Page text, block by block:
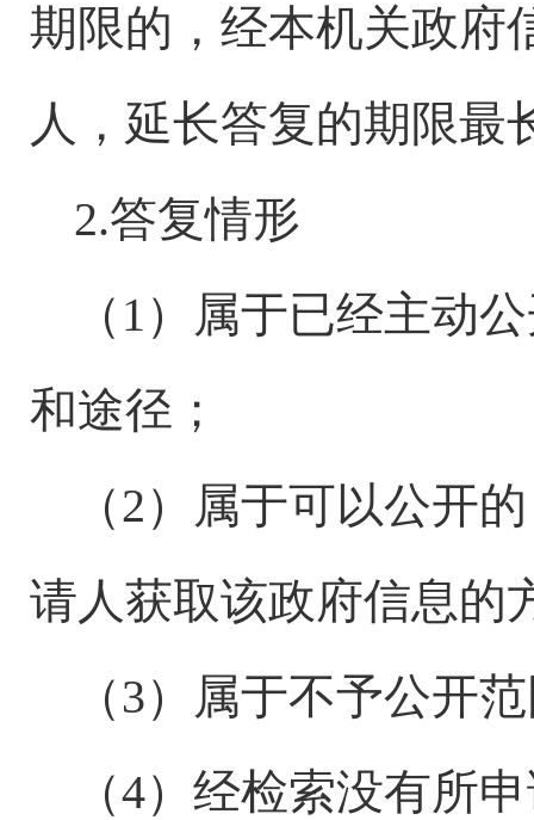
期限的，经本机关政府
人，延长答复的期限最
2.答复情形
（ 1）属于已经主动
和途径；
（2）属于可以公开
请人获取该政府信息的
（3）属于不予公开
（4）经检索没有所